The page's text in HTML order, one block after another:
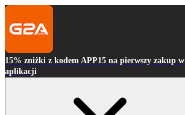
15% zniżki z kodem APP15 na pierwszy zakup w
aplikacji